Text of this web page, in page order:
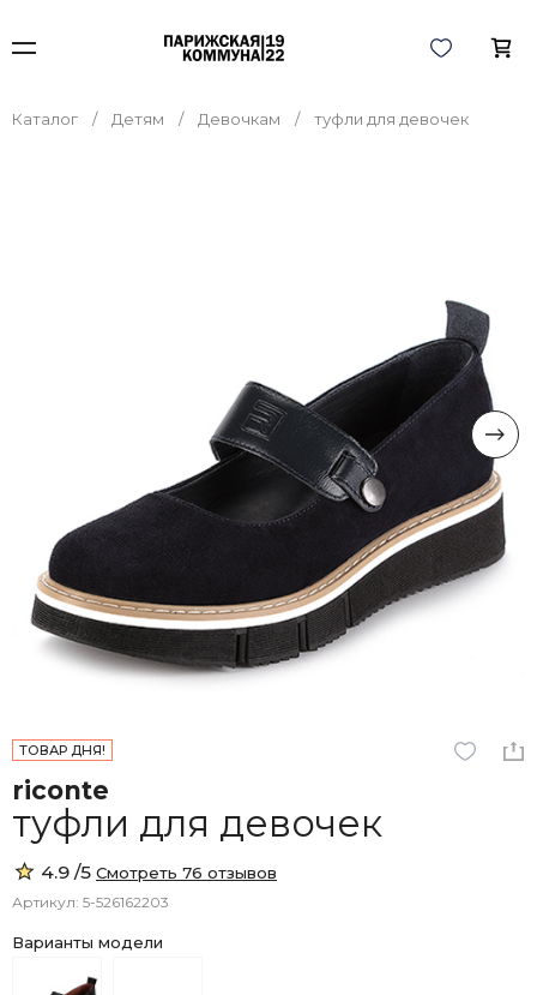
Каталог Детям Девочкам туфли для девочек
ТОВАР ДНЯ!
riconte
туфли для девочек
4.9 /5 Смотреть 76 отзывов
Артикул: 5-526162203
Варианты модели